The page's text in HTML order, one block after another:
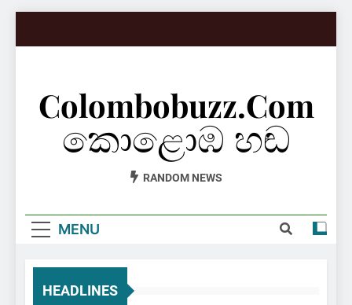
Colombobuzz.com
කොළොඹ හඬ
RANDOM NEWS
MENU
HEADLINES